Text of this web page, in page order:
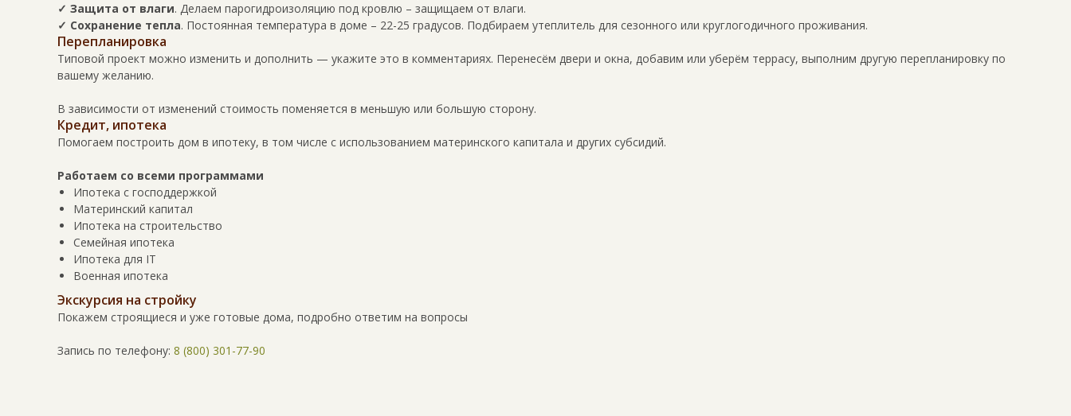
✓ Защита от влаги. Делаем парогидроизоляцию под кровлю – защищаем от влаги.
✓ Сохранение тепла. Постоянная температура в доме – 22-25 градусов. Подбираем утеплитель для сезонного или круглогодичного проживания.
Перепланировка
Типовой проект можно изменить и дополнить — укажите это в комментариях. Перенесём двери и окна, добавим или уберём террасу, выполним другую перепланировку по
вашему желанию.
В зависимости от изменений стоимость поменяется в меньшую или большую сторону.
Кредит, ипотека
Помогаем построить дом в ипотеку, в том числе с использованием материнского капитала и других субсидий.
Работаем со всеми программами
Ипотека с господдержкой
Материнский капитал
Ипотека на строительство
Семейная ипотека
Ипотека для IT
Военная ипотека
Экскурсия на стройку
Покажем строящиеся и уже готовые дома, подробно ответим на вопросы
Запись по телефону: 8 (800) 301-77-90